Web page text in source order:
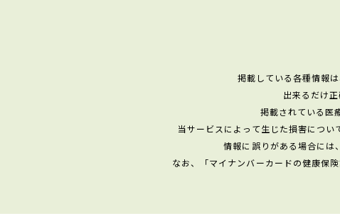
掲載している各種情報
出来るだけ
掲載されている医
当サービスによって生じた損害につい
情報に誤りがある場合には
なお、「マイナンバーカードの健康保